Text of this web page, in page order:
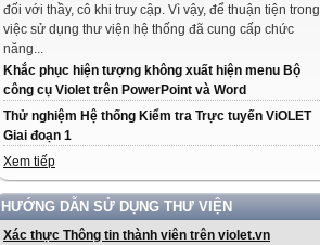
đối với thầy, cô khi truy cập. Vì vậy, để thuận tiện trong
việc sử dụng thư viện hệ thống đã cung cấp chức
năng...
Khắc phục hiện tượng không xuất hiện menu Bộ
công cụ Violet trên PowerPoint và Word
Thử nghiệm Hệ thống Kiểm tra Trực tuyến ViOLET
Giai đoạn 1
Xem tiếp
HƯỚNG DẪN SỬ DỤNG THƯ VIỆN
Xác thực Thông tin thành viên trên violet.vn